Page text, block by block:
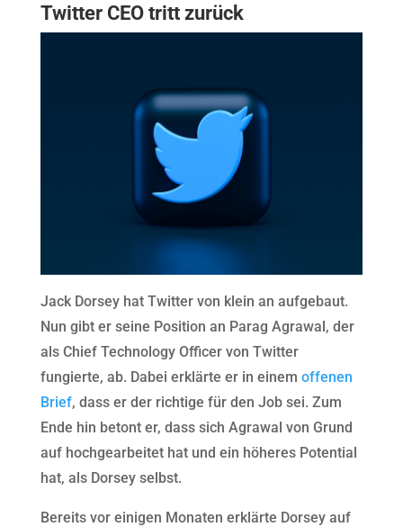
Twitter CEO tritt zurück
Jack Dorsey hat Twitter von klein an aufgebaut.
Nun gibt er seine Position an Parag Agrawal, der
als Chief Technology Officer von Twitter
fungierte, ab. Dabei erklärte er in einem offenen
Brief, dass er der richtige für den Job sei. Zum
Ende hin betont er, dass sich Agrawal von Grund
auf hochgearbeitet hat und ein höheres Potential
hat, als Dorsey selbst.
Bereits vor einigen Monaten erklärte Dorsey auf